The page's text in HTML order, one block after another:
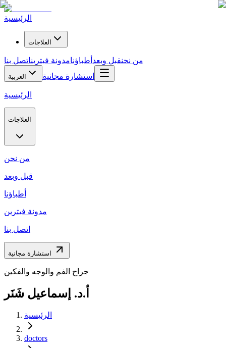
الرئيسية
العلاجات
من نحنقبل وبعد أطباؤنامدونة فيتريناتصل بنا
العربية استشارة مجانية
الرئيسية
العلاجات
من نحن
قبل وبعد
أطباؤنا
مدونة فيترين
اتصل بنا
استشارة مجانية
جراح الفم والوجه والفكين
أ.د. إسماعيل شَنَر
الرئيسية
doctors